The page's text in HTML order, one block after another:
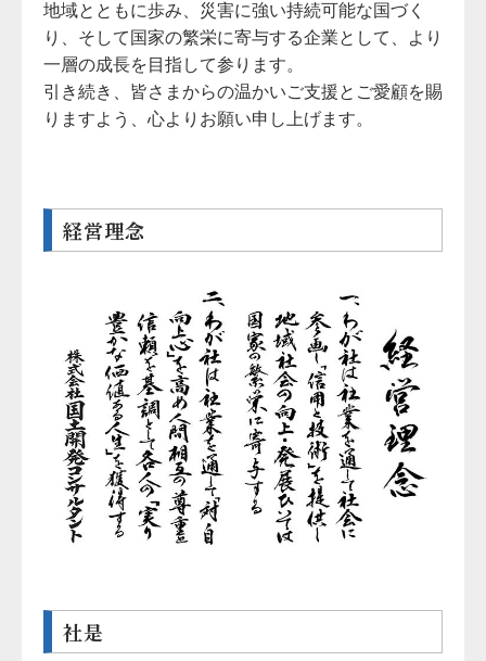
地域とともに歩み、災害に強い持続可能な国づく
り、そして国家の繁栄に寄与する企業として、より
一層の成長を目指して参ります。
引き続き、皆さまからの温かいご支援とご愛顧を賜
りますよう、心よりお願い申し上げます。
経営理念
社是